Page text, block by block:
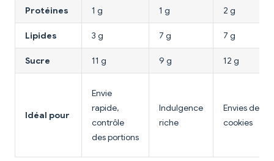
Protéines 1 g 1 g 2 g
Lipides 3 g 7 g 7 g
Sucre 11 g 9 g 12 g
Idéal pour
Envie
rapide,
contrôle
des portions
Indulgence
riche
Envies de
cookies